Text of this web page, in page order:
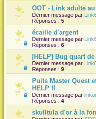
OOT - Link adulte
Dernier message par
Réponses : 5
écaille d'argent
Dernier message par
Réponses : 6
[HELP] Bug quart
Dernier message par
Réponses : 9
Puits Master Quest
HELP !!
Dernier message par
Réponses : 4
skulltula d'or à la